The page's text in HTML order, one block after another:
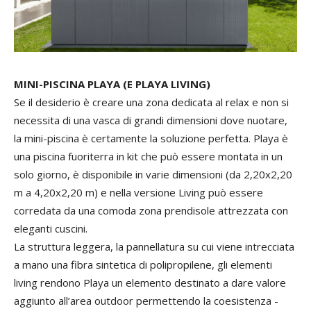
MINI-PISCINA PLAYA (E PLAYA LIVING)
Se il desiderio è creare una zona dedicata al relax e non si
necessita di una vasca di grandi dimensioni dove nuotare,
la mini-piscina è certamente la soluzione perfetta. Playa è
una piscina fuoriterra in kit che può essere montata in un
solo giorno, è disponibile in varie dimensioni (da 2,20x2,20
m a 4,20x2,20 m) e nella versione Living può essere
corredata da una comoda zona prendisole attrezzata con
eleganti cuscini.
La struttura leggera, la pannellatura su cui viene intrecciata
a mano una fibra sintetica di polipropilene, gli elementi
living rendono Playa un elemento destinato a dare valore
aggiunto all’area outdoor permettendo la coesistenza -